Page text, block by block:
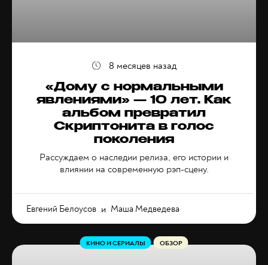
«Дому с нормальными
явлениями» — 10 лет. Как
альбом превратил
Скриптонита в голос
поколения
Рассуждаем о наследии релиза, его истории и
влиянии на современную рэп-сцену.
Евгений Белоусов и Маша Медведева
8 месяцев назад
КИНО И СЕРИАЛЫ ОБЗОР